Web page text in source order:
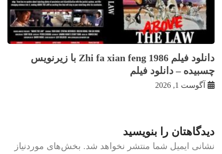
دانلود فیلم Zhi fa xian feng 1986 با زيرنويس
چسبيده – دانلود فیلم
آگوست 1, 2026
دیدگاهتان را بنویسید
نشانی ایمیل شما منتشر نخواهد شد. بخش‌های موردنیاز